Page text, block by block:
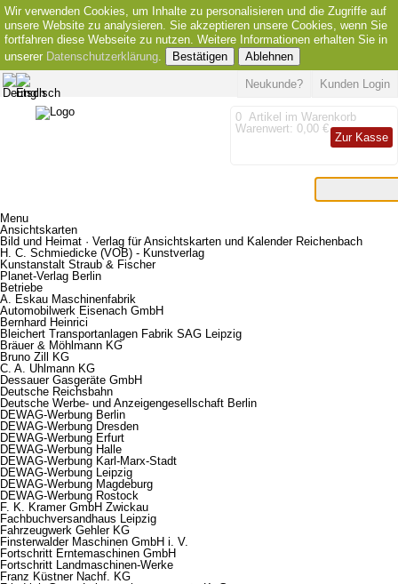
Wir verwenden Cookies, um Inhalte zu personalisieren und die Zugriffe auf
unsere Website zu analysieren. Sie akzeptieren unsere Cookies, wenn Sie
fortfahren diese Webseite zu nutzen. Weitere Informationen erhalten Sie in
unserer Datenschutzerklärung. Bestätigen Ablehnen
Kunden Login
Neukunde?
0 Artikel im Warenkorb
Warenwert: 0,00 €
Zur Kasse
Menu
Ansichtskarten
Bild und Heimat · Verlag für Ansichtskarten und Kalender Reichenbach
H. C. Schmiedicke (VOB) - Kunstverlag
Kunstanstalt Straub & Fischer
Planet-Verlag Berlin
Betriebe
A. Eskau Maschinenfabrik
Automobilwerk Eisenach GmbH
Bernhard Heinrici
Bleichert Transportanlagen Fabrik SAG Leipzig
Bräuer & Möhlmann KG
Bruno Zill KG
C. A. Uhlmann KG
Dessauer Gasgeräte GmbH
Deutsche Reichsbahn
Deutsche Werbe- und Anzeigengesellschaft Berlin
DEWAG-Werbung Berlin
DEWAG-Werbung Dresden
DEWAG-Werbung Erfurt
DEWAG-Werbung Halle
DEWAG-Werbung Karl-Marx-Stadt
DEWAG-Werbung Leipzig
DEWAG-Werbung Magdeburg
DEWAG-Werbung Rostock
F. K. Kramer GmbH Zwickau
Fachbuchversandhaus Leipzig
Fahrzeugwerk Gehler KG
Finsterwalder Maschinen GmbH i. V.
Fortschritt Erntemaschinen GmbH
Fortschritt Landmaschinen-Werke
Franz Küstner Nachf. KG